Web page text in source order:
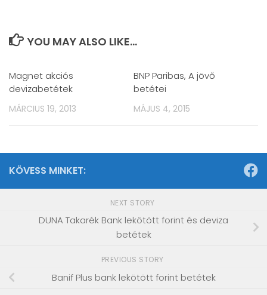
YOU MAY ALSO LIKE...
Magnet akciós
devizabetétek
MÁRCIUS 19, 2013
BNP Paribas, A jövő
betétei
MÁJUS 4, 2015
KÖVESS MINKET:
NEXT STORY
DUNA Takarék Bank lekötött forint és deviza
betétek
PREVIOUS STORY
Banif Plus bank lekötött forint betétek